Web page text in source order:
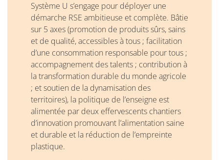
Système U s’engage pour déployer une
démarche RSE ambitieuse et complète. Bâtie
sur 5 axes (promotion de produits sûrs, sains
et de qualité, accessibles à tous ; facilitation
d’une consommation responsable pour tous ;
accompagnement des talents ; contribution à
la transformation durable du monde agricole
; et soutien de la dynamisation des
territoires), la politique de l’enseigne est
alimentée par deux effervescents chantiers
d’innovation promouvant l’alimentation saine
et durable et la réduction de l’empreinte
plastique.